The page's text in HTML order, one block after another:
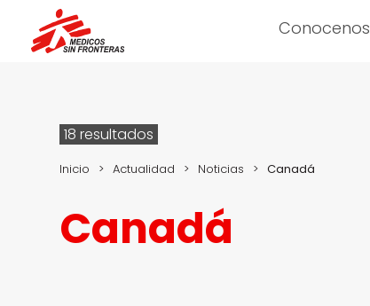
Conocenos
18 resultados
Inicio > Actualidad > Noticias > Canadá
Canadá